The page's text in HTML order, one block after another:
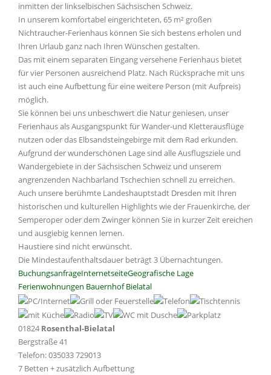
inmitten der linkselbischen Sächsischen Schweiz.
In unserem komfortabel eingerichteten, 65 m² großen
Nichtraucher-Ferienhaus können Sie sich bestens erholen und
Ihren Urlaub ganz nach Ihren Wünschen gestalten.
Das mit einem separaten Eingang versehene Ferienhaus bietet
für vier Personen ausreichend Platz. Nach Rücksprache mit uns
ist auch eine Aufbettung für eine weitere Person (mit Aufpreis)
möglich.
Sie können bei uns unbeschwert die Natur geniesen, unser
Ferienhaus als Ausgangspunkt für Wander-und Kletterausflüge
nutzen oder das Elbsandsteingebirge mit dem Rad erkunden.
Aufgrund der wunderschönen Lage sind alle Ausflugsziele und
Wandergebiete in der Sächsischen Schweiz und unserem
angrenzenden Nachbarland Tschechien schnell zu erreichen.
Auch unsere berühmte Landeshauptstadt Dresden mit Ihren
historischen und kulturellen Highlights wie der Frauenkirche, der
Semperoper oder dem Zwinger können Sie in kurzer Zeit ereichen
und ausgiebig kennen lernen.
Haustiere sind nicht erwünscht.
Die Mindestaufenthaltsdauer beträgt 3 Übernachtungen.
BuchungsanfrageInternetseiteGeografische Lage
Ferienwohnungen Bauernhof Bielatal
01824 Rosenthal-Bielatal
Bergstraße 41
Telefon: 035033 729013
7 Betten + zusätzlich Aufbettung